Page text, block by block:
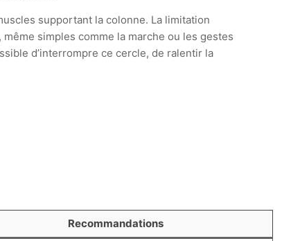
supportant la colonne. La limitation
simples comme la marche ou les gestes
d’interrompre ce cercle, de ralentir la
Recommandations